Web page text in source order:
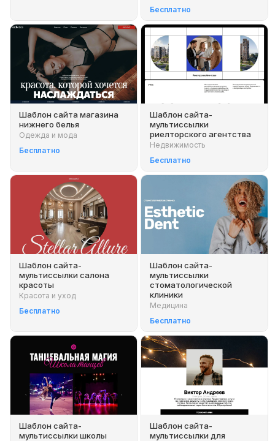
Бесплатно
Шаблон сайта магазина
нижнего белья
Одежда и мода
Бесплатно
Шаблон сайта-
мультиссылки
риелторского агентства
Недвижимость
Бесплатно
Шаблон сайта-
мультиссылки салона
красоты
Красота и уход
Бесплатно
Шаблон сайта-
мультиссылки
стоматологической
клиники
Медицина
Бесплатно
Шаблон сайта-
мультиссылки школы
Шаблон сайта-
мультиссылки для